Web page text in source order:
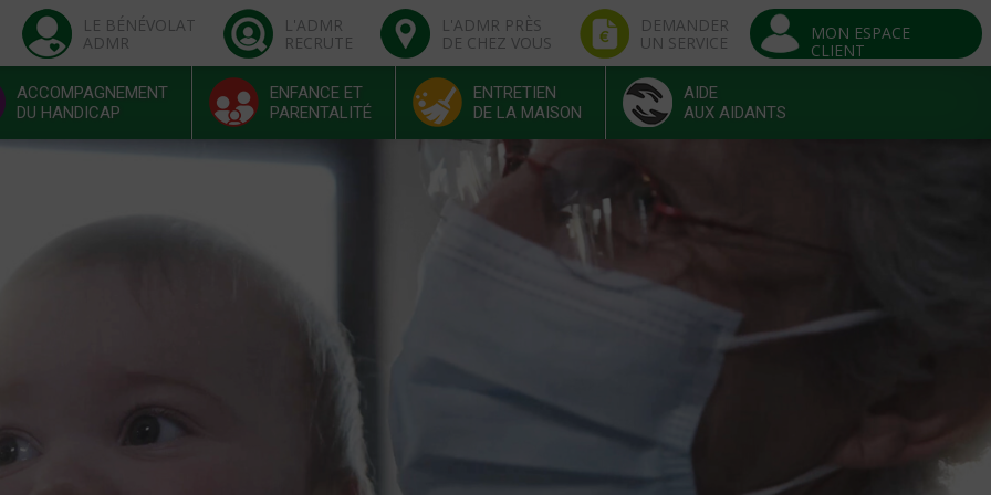
LE BÉNÉVOLAT
ADMR
L'ADMR
RECRUTE
L'ADMR PRÈS
DE CHEZ VOUS
DEMANDER
UN SERVICE
MON ESPACE
CLIENT
ACCOMPAGNEMENT
DU HANDICAP
ENFANCE ET
PARENTALITÉ
ENTRETIEN
DE LA MAISON
AIDE
AUX AIDANTS